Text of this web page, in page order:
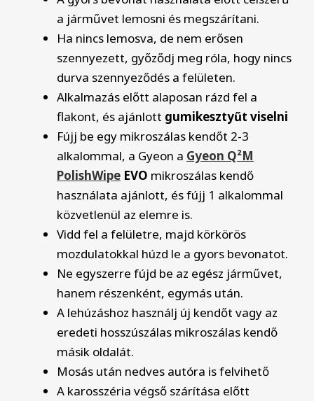
a járművet lemosni és megszárítani.
Ha nincs lemosva, de nem erősen
szennyezett, győződj meg róla, hogy nincs
durva szennyeződés a felületen.
Alkalmazás előtt alaposan rázd fel a
flakont, és ajánlott gumikesztyűt viselni
Fújj be egy mikroszálas kendőt 2-3
alkalommal, a Gyeon a Gyeon Q²M
PolishWipe EVO mikroszálas kendő
használata ajánlott, és fújj 1 alkalommal
közvetlenül az elemre is.
Vidd fel a felületre, majd körkörös
mozdulatokkal húzd le a gyors bevonatot.
Ne egyszerre fújd be az egész járművet,
hanem részenként, egymás után.
A lehúzáshoz használj új kendőt vagy az
eredeti hosszúszálas mikroszálas kendő
másik oldalát.
Mosás után nedves autóra is felvihető
A karosszéria végső szárítása előtt